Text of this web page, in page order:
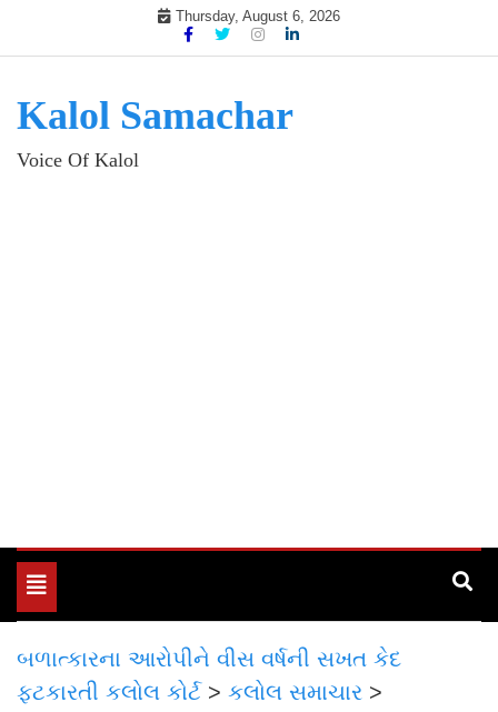
Thursday, August 6, 2026
Kalol Samachar
Voice Of Kalol
Toggle
navigation
બળાત્કારના આરોપીને વીસ વર્ષની સખત કેદ
ફટકારતી કલોલ કોર્ટ> કલોલ સમાચાર >